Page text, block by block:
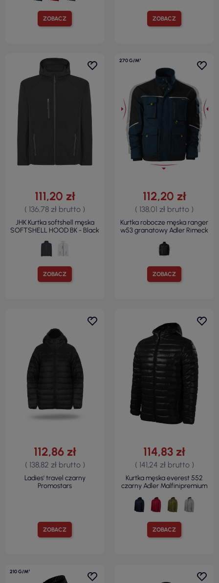
ZOBACZ ZOBACZ
ZOBACZ
111,20 zł
( 136,78 zł brutto )
JHK Kurtka softshell męska
SOFTSHELL HOOD BK - Black
270 G/M²
ZOBACZ
112,20 zł
( 138,01 zł brutto )
Kurtka robocze męska ranger
w53 granatowy Adler Rimeck
ZOBACZ
112,86 zł
( 138,82 zł brutto )
Ladies' travel czarny
Promostars
ZOBACZ
114,83 zł
( 141,24 zł brutto )
Kurtka męska everest 552
czarny Adler Malfinipremium
210 G/M²